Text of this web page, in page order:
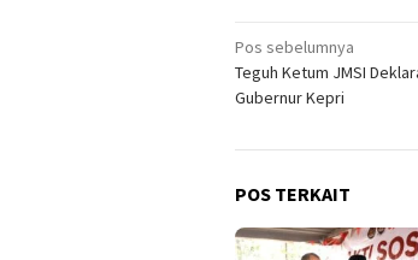
Navigasi
pos
Pos sebelumnya
Teguh Ketum JMSI
Gubernur Kepri
POS TERKAIT